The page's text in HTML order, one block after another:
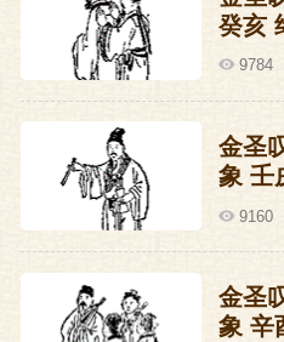
癸亥
9784
金圣
象 壬
9160
金圣
象 辛